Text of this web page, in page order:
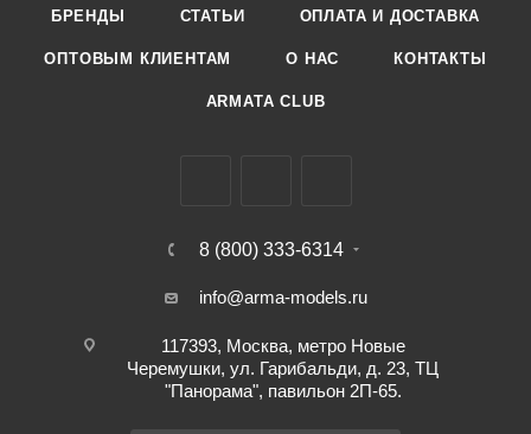
БРЕНДЫ СТАТЬИ ОПЛАТА И ДОСТАВКА
ОПТОВЫМ КЛИЕНТАМ О НАС КОНТАКТЫ
ARMATA CLUB
8 (800) 333-6314
info@arma-models.ru
117393, Москва, метро Новые
Черемушки, ул. Гарибальди, д. 23, ТЦ
"Панорама", павильон 2П-65.